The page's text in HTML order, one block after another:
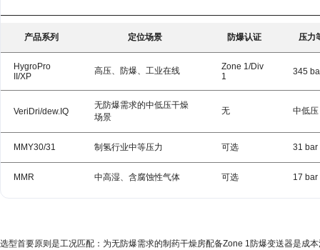
产品系列 定位场景 防爆认证 压力
HygroPro
II/XP
高压、防爆、工业在线
Zone 1/Div
1
345
VeriDri/dew.IQ
无防爆需求的中低压干燥
场景
无 中低压
MMY30/31 制氢行业中等压力 可选 31 bar
MMR 中高湿、含腐蚀性气体 可选 17 bar
选型首要原则是工况匹配：为无防爆需求的制药干燥房配备Zone 1防爆变送器是成